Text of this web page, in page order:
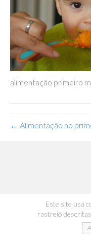
alimentação primeiro
← Alimentação no
Este site usa
rastreio